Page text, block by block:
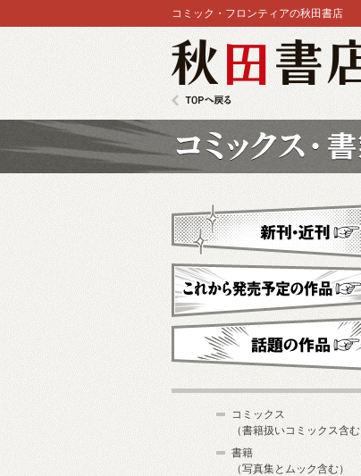
コミック・フロンティアの秋田書店
新刊・近刊
これから発売予定
コミックス
（書籍扱いコミックス含む
書籍
（写真集とムック含む）